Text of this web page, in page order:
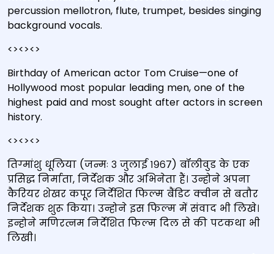
percussion mellotron, flute, trumpet, besides singing
background vocals.
<><><>
Birthday of American actor Tom Cruise—one of
Hollywood most popular leading men, one of the
highest paid and most sought after actors in screen
history.
<><><>
तिग्मांशु धूलिया (जन्मः ३ जुलाई १९६७) बॉलीवुड के एक
प्रसिद्ध निर्माता, निर्देशक और अभिनेता हैं। उन्होने अपना
कैरियर शेखर कपूर निर्देशित फिल्म बैंडिट क्वीन से बतौर
निर्देशक शुरू किया। उन्होने इस फिल्म में संवाद भी लिखे।
इन्होने मणिरत्नम निर्देशित फिल्म दिल से की पटकथा भी
लिखी।